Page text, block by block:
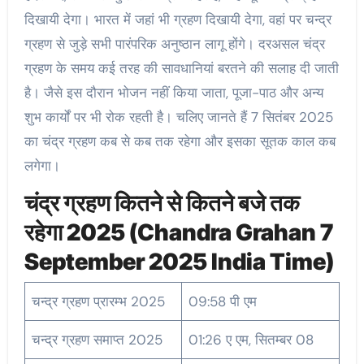
दिखायी देगा। भारत में जहां भी ग्रहण दिखायी देगा, वहां पर चन्द्र
ग्रहण से जुड़े सभी पारंपरिक अनुष्ठान लागू होंगे। दरअसल चंद्र
ग्रहण के समय कई तरह की सावधानियां बरतने की सलाह दी जाती
है। जैसे इस दौरान भोजन नहीं किया जाता, पूजा-पाठ और अन्य
शुभ कार्यों पर भी रोक रहती है। चलिए जानते हैं 7 सितंबर 2025
का चंद्र ग्रहण कब से कब तक रहेगा और इसका सूतक काल कब
लगेगा।
चंद्र ग्रहण कितने से कितने बजे तक
रहेगा 2025 (Chandra Grahan 7
September 2025 India Time)
चन्द्र ग्रहण प्रारम्भ 2025 09:58 पी एम
चन्द्र ग्रहण समाप्त 2025 01:26 ए एम, सितम्बर 08